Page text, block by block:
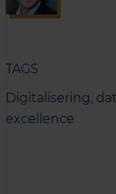
TAGS
Digitalisering,
excellence